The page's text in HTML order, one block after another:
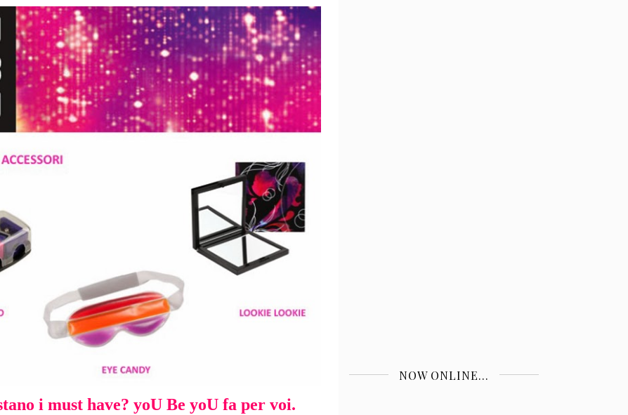
i must have? yoU Be yoU fa per voi.
NOW ONLINE...